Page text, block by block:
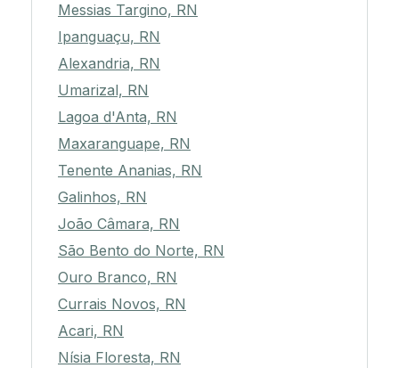
Messias Targino, RN
Ipanguaçu, RN
Alexandria, RN
Umarizal, RN
Lagoa d'Anta, RN
Maxaranguape, RN
Tenente Ananias, RN
Galinhos, RN
João Câmara, RN
São Bento do Norte, RN
Ouro Branco, RN
Currais Novos, RN
Acari, RN
Nísia Floresta, RN